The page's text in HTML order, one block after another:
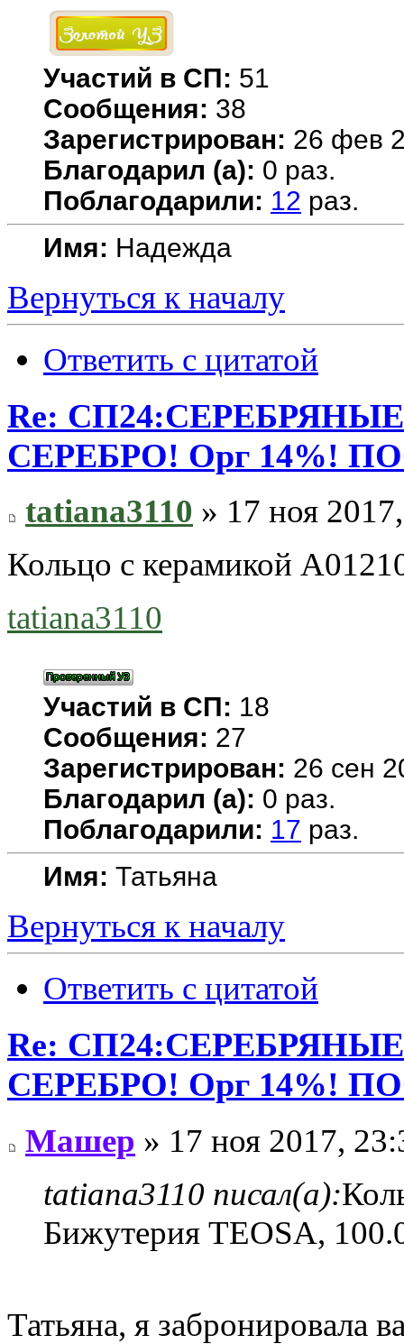
Участий в СП: 51
Сообщения: 38
Зарегистрирован: 26 фев
Благодарил (а): 0 раз.
Поблагодарили: 12 раз.
Имя: Надежда
Вернуться к началу
Ответить с цитатой
Re:
СЕРЕБРО! Орг 14%!
tatiana3110 » 17 ноя
Кольцо с керамикой
tatiana3110
Участий в СП: 18
Сообщения: 27
Зарегистрирован: 26 сен
Благодарил (а): 0 раз.
Поблагодарили: 17 раз.
Имя: Татьяна
Вернуться к началу
Ответить с цитатой
Re:
СЕРЕБРО! Орг 14%!
Машер » 17 ноя 2017,
tatiana3110 писал(а):
Бижутерия TEOSA,
Татьяна, я забронировала